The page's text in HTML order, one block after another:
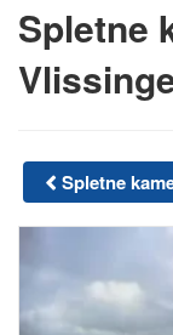
Spletne
Spletne